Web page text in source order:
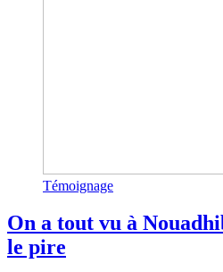
Témoignage
On a tout vu à
le pire